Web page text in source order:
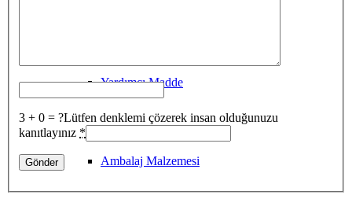
Yardımcı Madde
Ambalaj Malzemesi
3 + 0 = ?Lütfen denklemi çözerek insan olduğunuzu
kanıtlayınız *